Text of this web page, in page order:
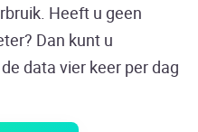
Heeft u geen
Dan kunt u
data vier keer per dag